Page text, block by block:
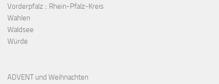
Vorderpfalz :: Rhein-Pfalz-Kreis
Wahlen
Waldsee
Würde
ADVENT und Weihnachten